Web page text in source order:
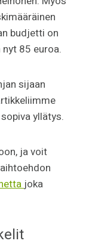
budjetti on
85 euroa.
sijaan
yllätys.
ja voit
joka